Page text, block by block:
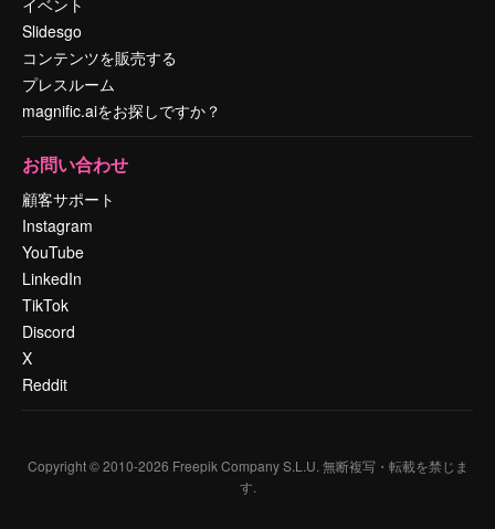
イベント
Slidesgo
コンテンツを販売する
プレスルーム
magnific.aiをお探しですか？
お問い合わせ
顧客サポート
Instagram
YouTube
LinkedIn
TikTok
Discord
X
Reddit
Copyright © 2010-2026 Freepik Company S.L.U. 無断複写・転載を禁じま
す.